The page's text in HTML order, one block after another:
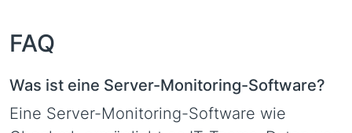
FAQ
Was ist eine Server-Monitoring-Software?
Eine Server-Monitoring-Software wie